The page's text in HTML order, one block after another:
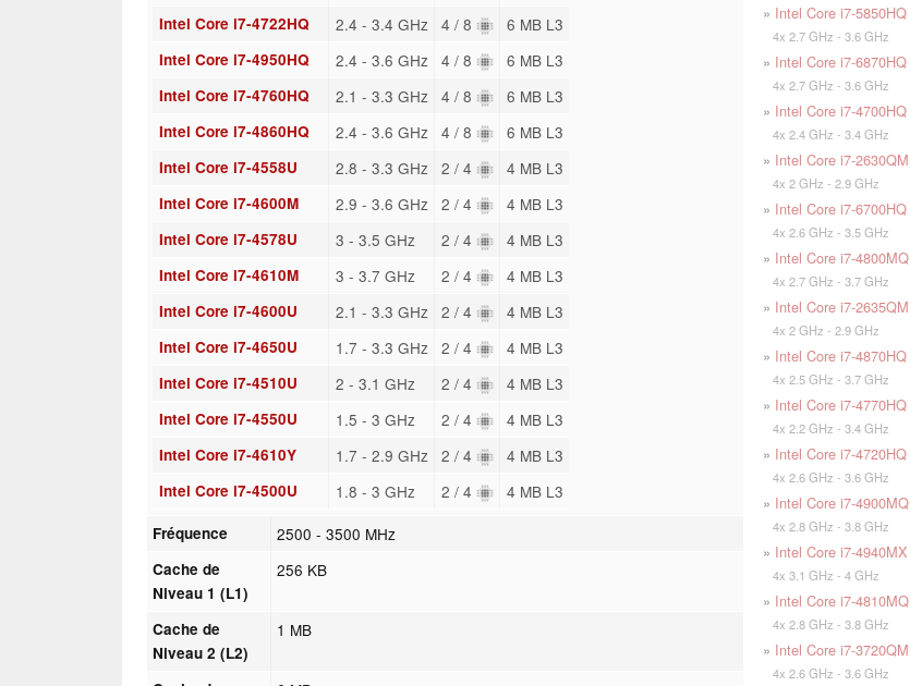
Intel Core i7-4722HQ 2.4 - 3.4 GHz 4 / 8 6 MB L3
Intel Core i7-4950HQ 2.4 - 3.6 GHz 4 / 8 6 MB L3
Intel Core i7-4760HQ 2.1 - 3.3 GHz 4 / 8 6 MB L3
Intel Core i7-4860HQ 2.4 - 3.6 GHz 4 / 8 6 MB L3
Intel Core i7-4558U 2.8 - 3.3 GHz 2 / 4 4 MB L3
Intel Core i7-4600M 2.9 - 3.6 GHz 2 / 4 4 MB L3
Intel Core i7-4578U 3 - 3.5 GHz 2 / 4 4 MB L3
Intel Core i7-4610M 3 - 3.7 GHz 2 / 4 4 MB L3
Intel Core i7-4600U 2.1 - 3.3 GHz 2 / 4 4 MB L3
Intel Core i7-4650U 1.7 - 3.3 GHz 2 / 4 4 MB L3
Intel Core i7-4510U 2 - 3.1 GHz 2 / 4 4 MB L3
Intel Core i7-4550U 1.5 - 3 GHz 2 / 4 4 MB L3
Intel Core i7-4610Y 1.7 - 2.9 GHz 2 / 4 4 MB L3
Intel Core i7-4500U 1.8 - 3 GHz 2 / 4 4 MB L3
Fréquence 2500 - 3500 MHz
Cache de
Niveau 1 (L1)
256 KB
Cache de
Niveau 2 (L2)
1 MB
» Intel Core i7-5850HQ
4x 2.7 GHz - 3.6 GHz
» Intel Core i7-6870HQ
4x 2.7 GHz - 3.6 GHz
» Intel Core i7-4700HQ
4x 2.4 GHz - 3.4 GHz
» Intel Core i7-2630QM
4x 2 GHz - 2.9 GHz
» Intel Core i7-6700HQ
4x 2.6 GHz - 3.5 GHz
» Intel Core i7-4800MQ
4x 2.7 GHz - 3.7 GHz
» Intel Core i7-2635QM
4x 2 GHz - 2.9 GHz
» Intel Core i7-4870HQ
4x 2.5 GHz - 3.7 GHz
» Intel Core i7-4770HQ
4x 2.2 GHz - 3.4 GHz
» Intel Core i7-4720HQ
4x 2.6 GHz - 3.6 GHz
» Intel Core i7-4900MQ
4x 2.8 GHz - 3.8 GHz
» Intel Core i7-4940MX
4x 3.1 GHz - 4 GHz
» Intel Core i7-4810MQ
4x 2.8 GHz - 3.8 GHz
» Intel Core i7-3720QM
4x 2.6 GHz - 3.6 GHz